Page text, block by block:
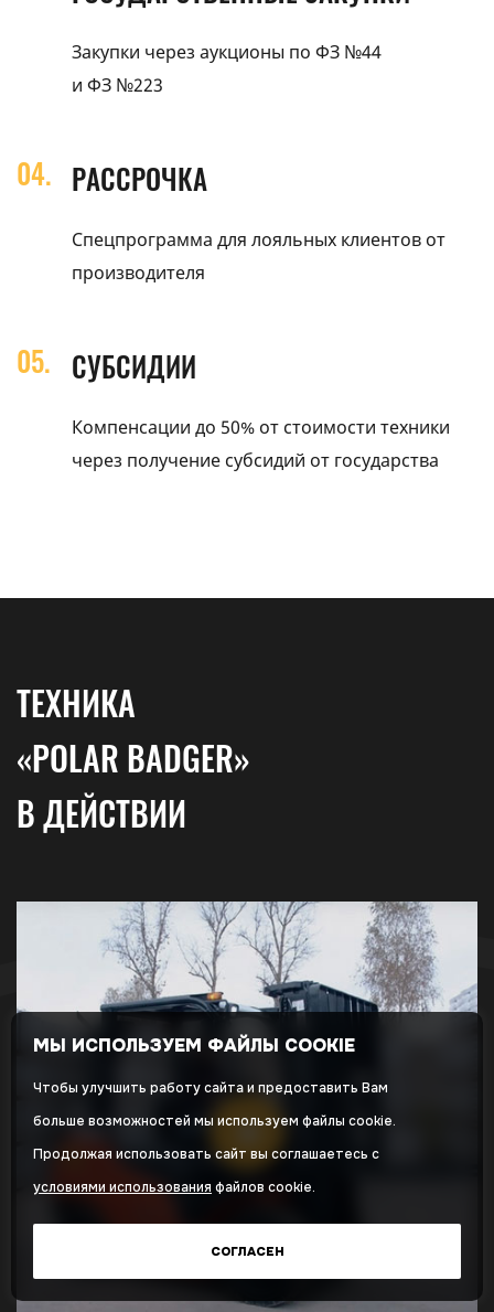
Закупки через аукционы по ФЗ №44
и ФЗ №223
РАССРОЧКА
Спецпрограмма для лояльных клиентов от
производителя
СУБСИДИИ
Компенсации до 50% от стоимости техники
через получение субсидий от государства
ТЕХНИКА
«POLAR BADGER»
В ДЕЙСТВИИ
МЫ ИСПОЛЬЗУЕМ ФАЙЛЫ COOKIE
Чтобы улучшить работу сайта и предоставить Вам
больше возможностей мы используем файлы cookie.
Продолжая использовать сайт вы соглашаетесь с
условиями использования файлов cookie.
СОГЛАСЕН